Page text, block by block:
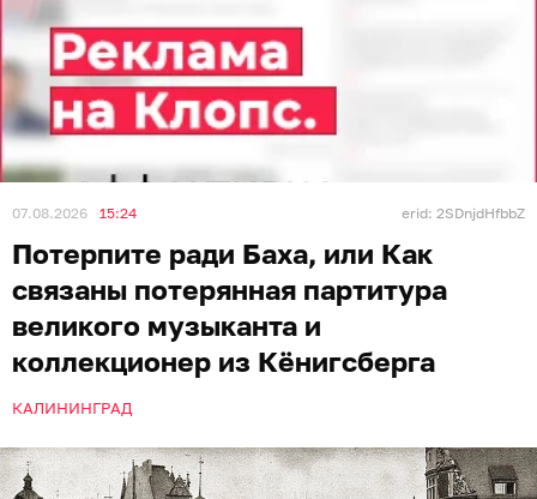
07.08.2026 15:24 erid: 2SDnjdHfbbZ
Потерпите ради Баха, или Как
связаны потерянная партитура
великого музыканта и
коллекционер из Кёнигсберга
КАЛИНИНГРАД